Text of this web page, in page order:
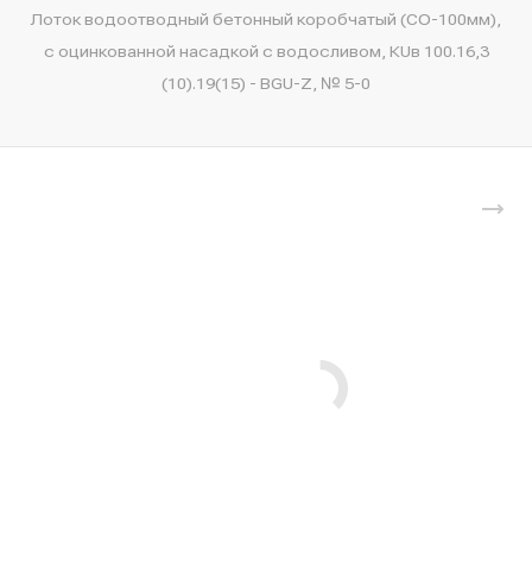
Лоток водоотводный бетонный коробчатый (СО-100мм),
с оцинкованной насадкой с водосливом, КUв 100.16,3
(10).19(15) - BGU-Z, № 5-0